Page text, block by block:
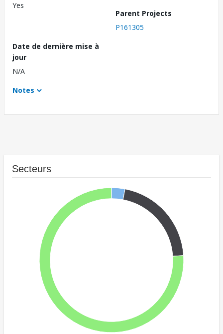
Yes
Parent Projects
P161305
Date de dernière mise à
jour
N/A
Notes
Secteurs